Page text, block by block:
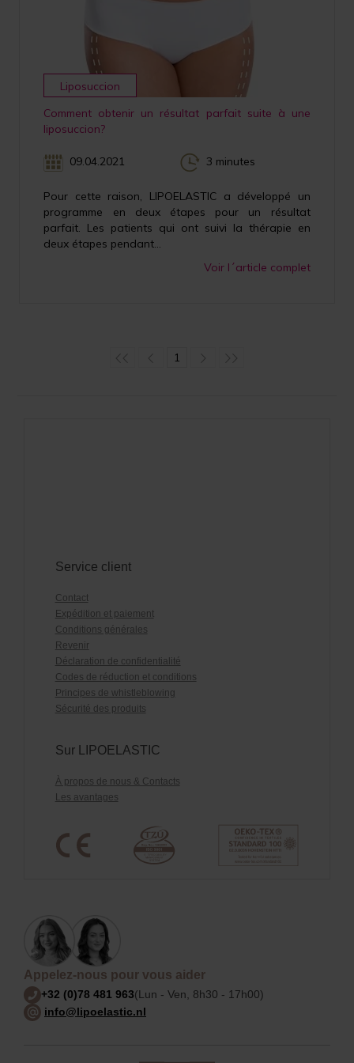
Liposuccion
Comment obtenir un résultat parfait suite à une
liposuccion?
09.04.2021 3 minutes
Pour cette raison, LIPOELASTIC a développé un
programme en deux étapes pour un résultat
parfait. Les patients qui ont suivi la thérapie en
deux étapes pendant...
Voir l´article complet
1
Service client
Contact
Expédition et paiement
Conditions générales
Revenir
Déclaration de confidentialité
Codes de réduction et conditions
Principes de whistleblowing
Sécurité des produits
Sur LIPOELASTIC
À propos de nous & Contacts
Les avantages
Appelez-nous pour vous aider
+32 (0)78 481 963(Lun - Ven, 8h30 - 17h00)
info@lipoelastic.nl